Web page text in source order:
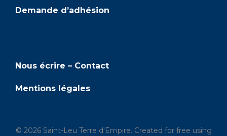
Demande d’adhésion
Nous écrire – Contact
Mentions légales
© 2026 Saint-Leu Terre d'Empire. Created for free using